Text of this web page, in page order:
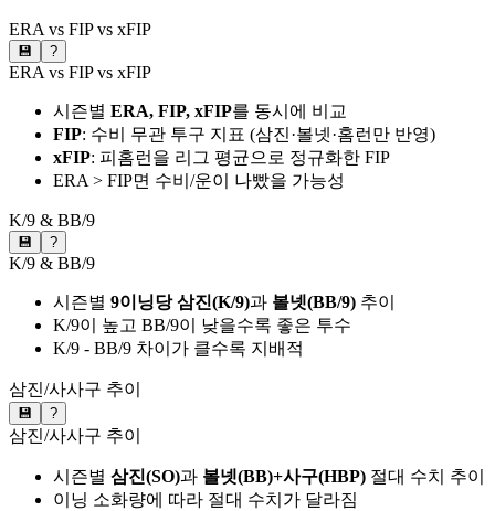
ERA vs FIP vs xFIP
💾 ?
ERA vs FIP vs xFIP
시즌별 ERA, FIP, xFIP를 동시에 비교
FIP: 수비 무관 투구 지표 (삼진·볼넷·홈런만 반영)
xFIP: 피홈런을 리그 평균으로 정규화한 FIP
ERA > FIP면 수비/운이 나빴을 가능성
K/9 & BB/9
💾 ?
K/9 & BB/9
시즌별 9이닝당 삼진(K/9)과 볼넷(BB/9) 추이
K/9이 높고 BB/9이 낮을수록 좋은 투수
K/9 - BB/9 차이가 클수록 지배적
삼진/사사구 추이
💾 ?
삼진/사사구 추이
시즌별 삼진(SO)과 볼넷(BB)+사구(HBP) 절대 수치 추이
이닝 소화량에 따라 절대 수치가 달라짐